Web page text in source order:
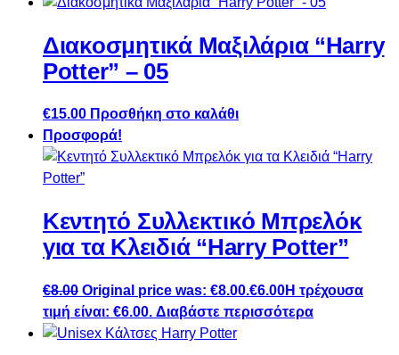
Διακοσμητικά Μαξιλάρια “Harry
Potter” – 05
€15.00 Προσθήκη στο καλάθι
Προσφορά!
Κεντητό Συλλεκτικό Μπρελόκ
για τα Κλειδιά “Harry Potter”
€8.00 Original price was: €8.00.€6.00Η τρέχουσα
τιμή είναι: €6.00. Διαβάστε περισσότερα